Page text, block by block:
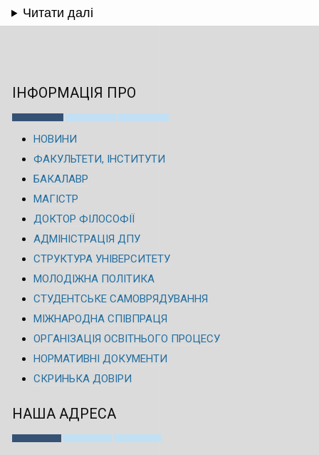
Читати далі
ІНФОРМАЦІЯ ПРО
НОВИНИ
ФАКУЛЬТЕТИ, ІНСТИТУТИ
БАКАЛАВР
МАГІСТР
ДОКТОР ФІЛОСОФІЇ
АДМІНІСТРАЦІЯ ДПУ
СТРУКТУРА УНІВЕРСИТЕТУ
МОЛОДІЖНА ПОЛІТИКА
СТУДЕНТСЬКЕ САМОВРЯДУВАННЯ
МІЖНАРОДНА СПІВПРАЦЯ
ОРГАНІЗАЦІЯ ОСВІТНЬОГО ПРОЦЕСУ
НОРМАТИВНІ ДОКУМЕНТИ
СКРИНЬКА ДОВІРИ
НАША АДРЕСА